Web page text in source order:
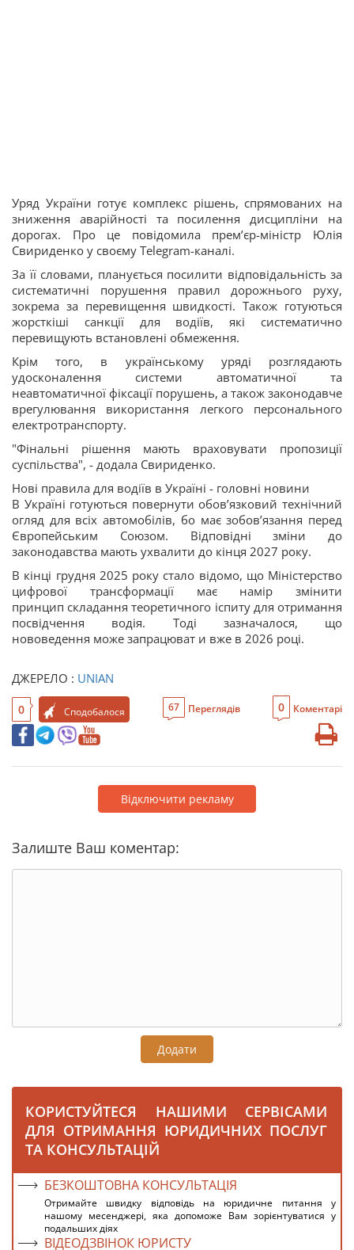
Уряд України готує комплекс рішень, спрямованих на
зниження аварійності та посилення дисципліни на
дорогах. Про це повідомила премʼєр-міністр Юлія
Свириденко у своєму Telegram-каналі.
За її словами, планується посилити відповідальність за
систематичні порушення правил дорожнього руху,
зокрема за перевищення швидкості. Також готуються
жорсткіші санкції для водіїв, які систематично
перевищують встановлені обмеження.
Крім того, в українському уряді розглядають
удосконалення системи автоматичної та
неавтоматичної фіксації порушень, а також законодавче
врегулювання використання легкого персонального
електротранспорту.
"Фінальні рішення мають враховувати пропозиції
суспільства", - додала Свириденко.
Нові правила для водіїв в Україні - головні новини
В Україні готуються повернути обов’язковий технічний
огляд для всіх автомобілів, бо має зобов’язання перед
Європейським Союзом. Відповідні зміни до
законодавства мають ухвалити до кінця 2027 року.
В кінці грудня 2025 року стало відомо, що Міністерство
цифрової трансформації має намір змінити
принцип складання теоретичного іспиту для отримання
посвідчення водія. Тоді зазначалося, що
нововедення може запрацюват и вже в 2026 році.
ДЖЕРЕЛО : UNIAN
0 Сподобалося 67 Переглядів 0 Коментарі
Відключити рекламу
Залиште Ваш коментар:
Додати
КОРИСТУЙТЕСЯ НАШИМИ СЕРВІСАМИ
ДЛЯ ОТРИМАННЯ ЮРИДИЧНИХ ПОСЛУГ
ТА КОНСУЛЬТАЦІЙ
БЕЗКОШТОВНА КОНСУЛЬТАЦІЯ
Отримайте швидку відповідь на юридичне питання у
нашому месенджері, яка допоможе Вам зорієнтуватися у
подальших діях
ВІДЕОДЗВІНОК ЮРИСТУ